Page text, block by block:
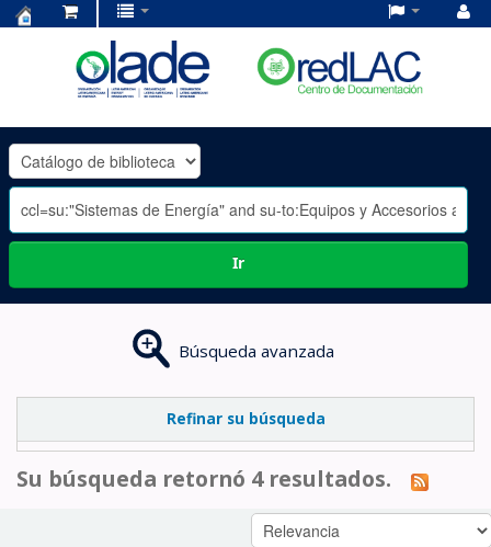
OLADE
-
Ir
Búsqueda avanzada
Refinar su búsqueda
Su búsqueda retornó 4 resultados.